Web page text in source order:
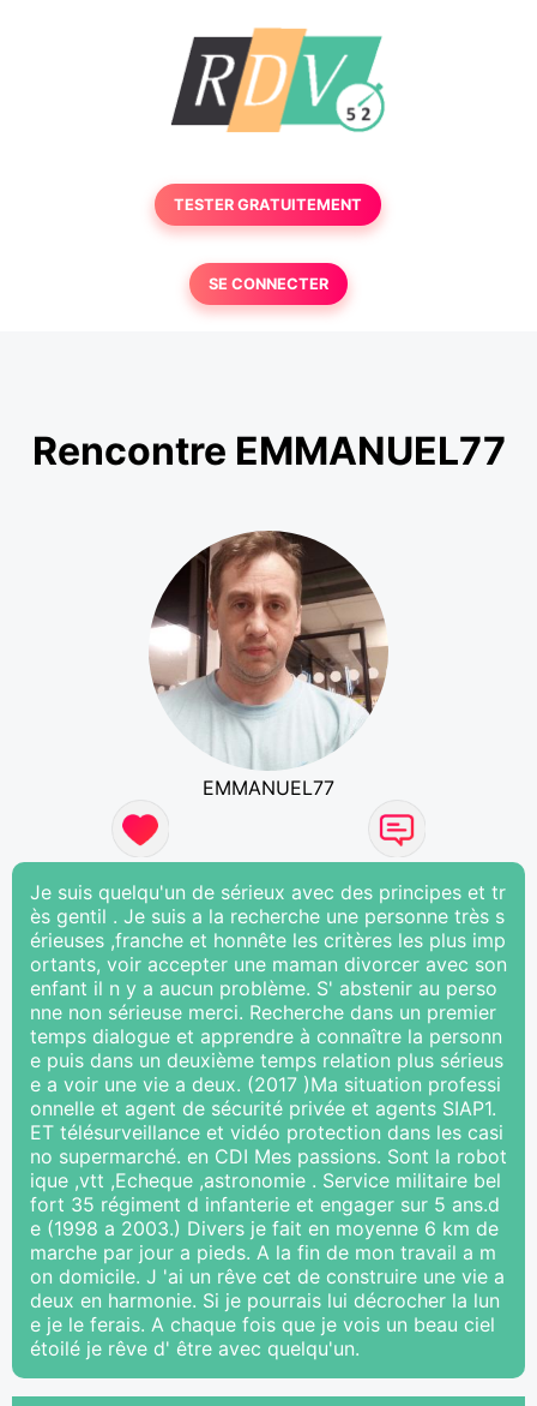
TESTER GRATUITEMENT
SE CONNECTER
Rencontre EMMANUEL77
EMMANUEL77
Je suis quelqu'un de sérieux avec des principes et tr
ès gentil . Je suis a la recherche une personne très s
érieuses ,franche et honnête les critères les plus imp
ortants, voir accepter une maman divorcer avec son
enfant il n y a aucun problème. S' abstenir au perso
nne non sérieuse merci. Recherche dans un premier
temps dialogue et apprendre à connaître la personn
e puis dans un deuxième temps relation plus sérieus
e a voir une vie a deux. (2017 )Ma situation professi
onnelle et agent de sécurité privée et agents SIAP1.
ET télésurveillance et vidéo protection dans les casi
no supermarché. en CDI Mes passions. Sont la robot
ique ,vtt ,Echeque ,astronomie . Service militaire bel
fort 35 régiment d infanterie et engager sur 5 ans.d
e (1998 a 2003.) Divers je fait en moyenne 6 km de
marche par jour a pieds. A la fin de mon travail a m
on domicile. J 'ai un rêve cet de construire une vie a
deux en harmonie. Si je pourrais lui décrocher la lun
e je le ferais. A chaque fois que je vois un beau ciel
étoilé je rêve d' être avec quelqu'un.